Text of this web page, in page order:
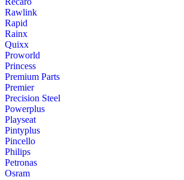
Rawlink
Rapid
Rainx
Quixx
Proworld
Princess
Premium Parts
Premier
Precision Steel
Powerplus
Playseat
Pintyplus
Pincello
Philips
Petronas
Osram